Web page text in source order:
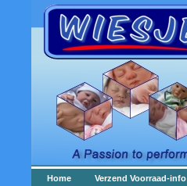
Home Verzend Voorraad-info